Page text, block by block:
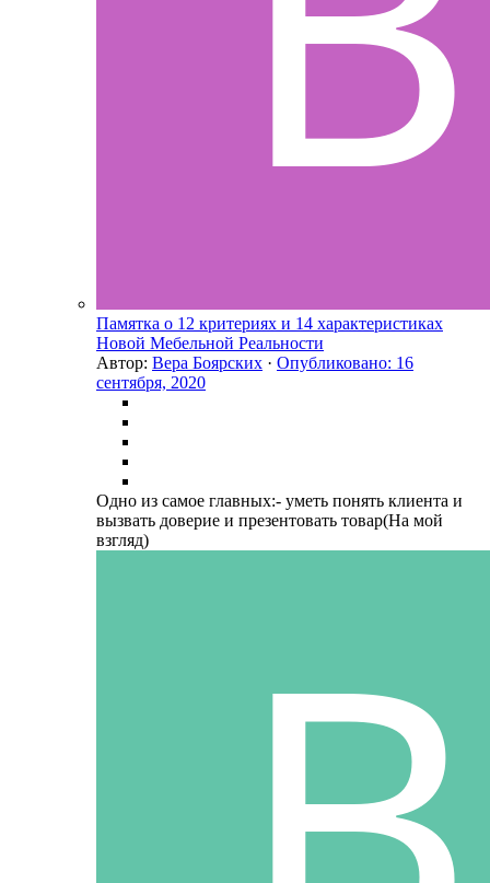
Памятка о 12 критериях и 14 характеристиках
Новой Мебельной Реальности
Автор: Вера Боярских · Опубликовано: 16
сентября, 2020
Одно из самое главных:- уметь понять клиента и
вызвать доверие и презентовать товар(На мой
взгляд)